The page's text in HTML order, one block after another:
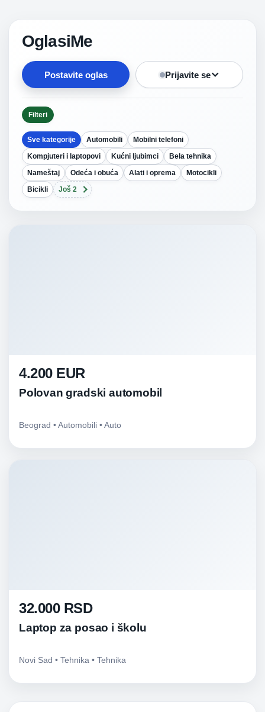
OglasiMe
Postavite oglas Prijavite se
Filteri
Sve kategorije Automobili
Mobilni telefoni
Kompjuteri i laptopovi
Kućni ljubimci
Bela tehnika
Nameštaj
Odeća i obuća Alati i oprema
Motocikli
Bicikli
Još 2
4.200 EUR
Polovan gradski automobil
Beograd • Automobili • Auto
32.000 RSD
Laptop za posao i školu
Novi Sad • Tehnika • Tehnika